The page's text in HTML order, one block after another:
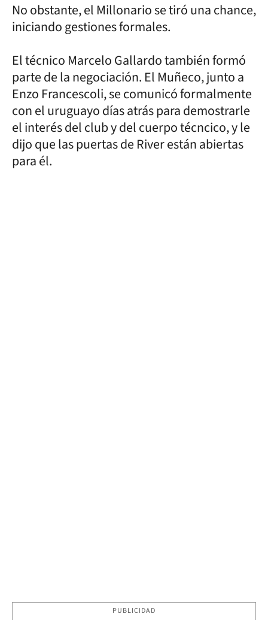
No obstante, el Millonario se tiró una chance,
iniciando gestiones formales.
El técnico Marcelo Gallardo también formó
parte de la negociación. El Muñeco, junto a
Enzo Francescoli, se comunicó formalmente
con el uruguayo días atrás para demostrarle
el interés del club y del cuerpo técncico, y le
dijo que las puertas de River están abiertas
para él.
PUBLICIDAD